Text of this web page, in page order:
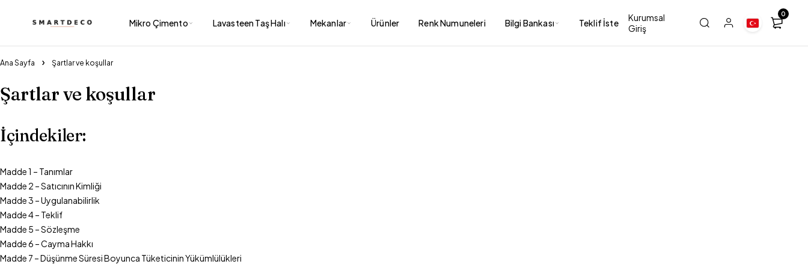
Mikro Çimento Lavasteen Taş Halı Mekanlar Ürünler Renk Numuneleri Bilgi Bankası Teklif İste
Kurumsal
Giriş
0
Ana Sayfa Şartlar ve koşullar
Şartlar ve koşullar
İçindekiler:
Madde 1 – Tanımlar
Madde 2 – Satıcının Kimliği
Madde 3 – Uygulanabilirlik
Madde 4 – Teklif
Madde 5 – Sözleşme
Madde 6 – Cayma Hakkı
Madde 7 – Düşünme Süresi Boyunca Tüketicinin Yükümlülükleri